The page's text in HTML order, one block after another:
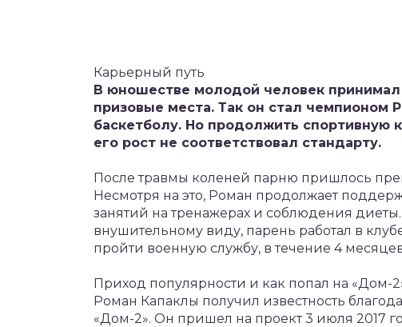
Карьерный путь
В юношестве молодой человек принимал
призовые места. Так он стал чемпионом
баскетболу. Но продолжить спортивную
его рост не соответствовал стандарту.
После травмы коленей парню пришлось
Несмотря на это, Роман продолжает
занятий на тренажерах и соблюдения
внушительному виду, парень работал в
пройти военную службу, в течение 4
Приход популярности и как попал на «Дом-
Роман Капаклы получил известность
«Дом-2». Он пришел на проект 3 июля 2017